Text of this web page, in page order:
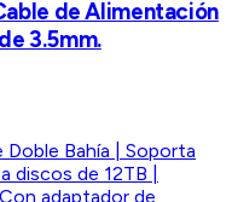
de Alimentación
3.5mm.